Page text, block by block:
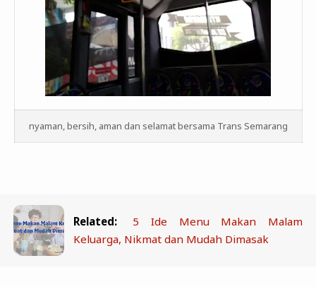
nyaman, bersih, aman dan selamat bersama Trans Semarang
Related:
5 Ide Menu Makan Malam
Keluarga, Nikmat dan Mudah Dimasak